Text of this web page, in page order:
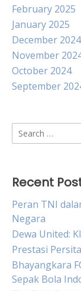
February 2025
January 2025
December 2024
November
October 2024
September
Search
for:
Recent
Peran TNI
Negara
Dewa United:
Prestasi
Bhayangkara
Sepak Bola